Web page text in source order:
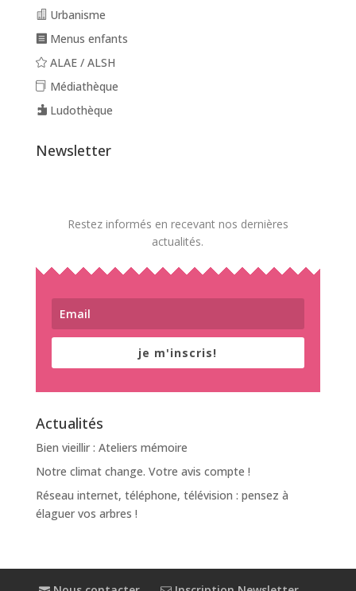
Urbanisme
Menus enfants
ALAE / ALSH
Médiathèque
Ludothèque
Newsletter
Restez informés en recevant nos dernières
actualités.
je m'inscris!
Actualités
Bien vieillir : Ateliers mémoire
Notre climat change. Votre avis compte !
Réseau internet, téléphone, télévision : pensez à
élaguer vos arbres !